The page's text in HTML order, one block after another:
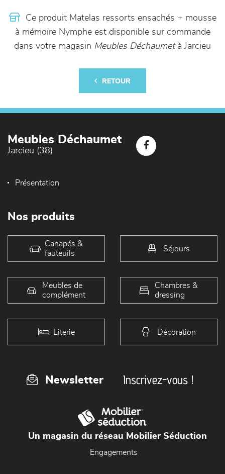
Ce produit Matelas ressorts ensachés + mousse
à mémoire Nymphe est disponible sur commande
dans votre magasin Meubles Déchaumetà Jarcieu
RETOUR
Meubles Déchaumet
Jarcieu (38)
Présentation
Nos produits
Canapés &
fauteuils
Séjours
Meubles de
complément
Chambres &
dressing
Literie Décoration
Newsletter Inscrivez-vous !
Un magasin du réseau Mobilier Séduction
Engagements